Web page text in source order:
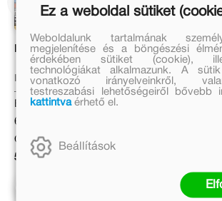
Bruno presents Budapest
Bartos Erika
Eredeti ár:
6 999 Ft
Online ár:
5 739 Ft
Brúnó
Budapestet
Bartos Erika
Ez a weboldal sütiket
Weboldalunk tartalmának
megjelenítése és a böngészési
érdekében sütiket (cookie),
technológiákat alkalmazunk. A sütik
vonatkozó irányelveinkről,
testreszabási lehetőségeiről bővebb
kattintvaérhető el.
Beállítások